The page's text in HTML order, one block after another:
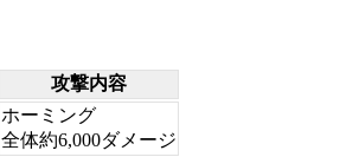
攻撃内容
ホーミング
全体約6,000ダメージ